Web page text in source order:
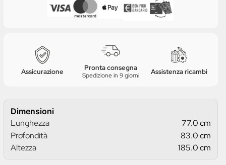
Assicurazione Pronta consegna
Spedizione in 9 giorni Assistenza ricambi
Dimensioni
Lunghezza
77.0 cm
Profondità
83.0 cm
Altezza
185.0 cm